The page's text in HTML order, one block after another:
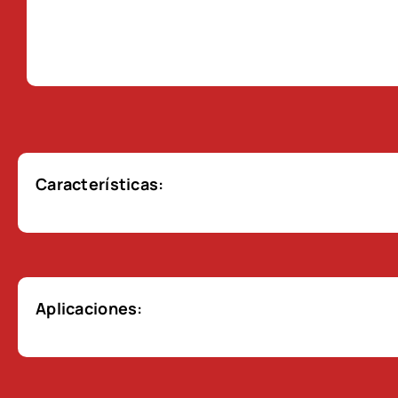
Características:
Aplicaciones: